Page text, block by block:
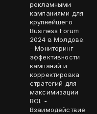
рекламными
кампаниями для
крупнейшего
Business Forum
2024 в Молдове.
- Мониторинг
эффективности
кампаний и
корректировка
стратегий для
максимизации
ROI. -
Взаимодействие